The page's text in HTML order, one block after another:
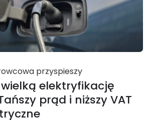
przyspieszy
elektryfikację
prąd i niższy VAT